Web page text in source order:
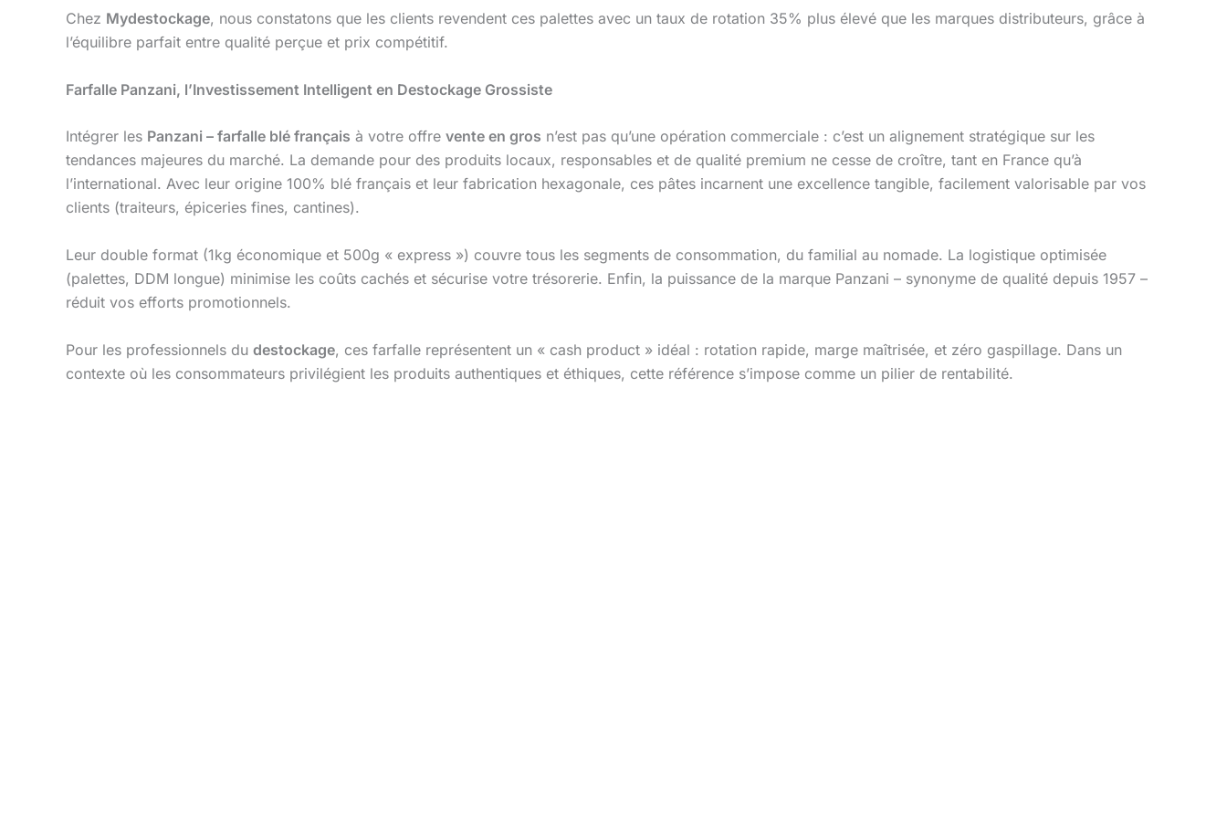
Chez Mydestockage, nous constatons que les clients revendent ces palettes avec un taux de rotation 35% plus élevé que les marques distributeurs, grâce à
l’équilibre parfait entre qualité perçue et prix compétitif.
Farfalle Panzani, l’Investissement Intelligent en Destockage Grossiste
Intégrer les Panzani – farfalle blé français à votre offre vente en gros n’est pas qu’une opération commerciale : c’est un alignement stratégique sur les
tendances majeures du marché. La demande pour des produits locaux, responsables et de qualité premium ne cesse de croître, tant en France qu’à
l’international. Avec leur origine 100% blé français et leur fabrication hexagonale, ces pâtes incarnent une excellence tangible, facilement valorisable par vos
clients (traiteurs, épiceries fines, cantines).
Leur double format (1kg économique et 500g « express ») couvre tous les segments de consommation, du familial au nomade. La logistique optimisée
(palettes, DDM longue) minimise les coûts cachés et sécurise votre trésorerie. Enfin, la puissance de la marque Panzani – synonyme de qualité depuis 1957 –
réduit vos efforts promotionnels.
Pour les professionnels du destockage, ces farfalle représentent un « cash product » idéal : rotation rapide, marge maîtrisée, et zéro gaspillage. Dans un
contexte où les consommateurs privilégient les produits authentiques et éthiques, cette référence s’impose comme un pilier de rentabilité.